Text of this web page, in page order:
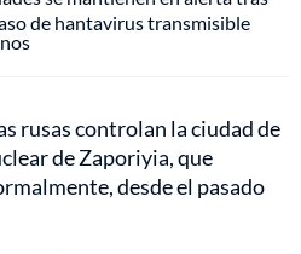
de hantavirus transmisible
rusas controlan la ciudad de
de Zaporiyia, que
desde el pasado